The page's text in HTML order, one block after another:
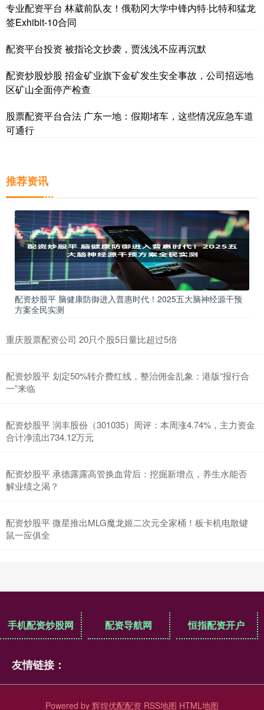
专业配资平台 林葳前队友！俄勒冈大学中锋内特·比特和猛龙
签Exhibit-10合同
配资平台投资 被指论文抄袭，贾浅浅不应再沉默
配资炒股炒股 招金矿业旗下金矿发生安全事故，公司招远地
区矿山全面停产检查
股票配资平台合法 广东一地：假期堵车，这些情况应急车道
可通行
推荐资讯
配资炒股平 脑健康防御进入普惠时代！2025五大脑神经源干预
方案全民实测
重庆股票配资公司 20只个股5日量比超过5倍
配资炒股平 划定50%转介费红线，整治佣金乱象：港版“报行合
一”来临
配资炒股平 润丰股份（301035）周评：本周涨4.74%，主力资金
合计净流出734.12万元
配资炒股平 承德露露高管换血背后：挖掘新增点，养生水能否
解业绩之渴？
配资炒股平 微星推出MLG魔龙姬二次元全家桶！板卡机电散键
鼠一应俱全
手机配资炒股网 配资导航网 恒指配资开户
友情链接：
Powered by 辉煌优配配资 RSS地图 HTML地图